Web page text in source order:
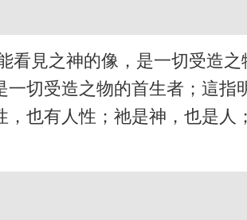
看見之神的像，是一切受造之
切受造之物的首生者；這指
也有人性；祂是神，也是人